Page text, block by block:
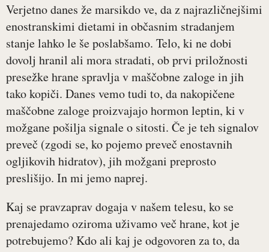
Verjetno danes že marsikdo ve, da z najrazličnejšimi
enostranskimi dietami in občasnim stradanjem
stanje lahko le še poslabšamo. Telo, ki ne dobi
dovolj hranil ali mora stradati, ob prvi priložnosti
presežke hrane spravlja v maščobne zaloge in jih
tako kopiči. Danes vemo tudi to, da nakopičene
maščobne zaloge proizvajajo hormon leptin, ki v
možgane pošilja signale o sitosti. Če je teh signalov
preveč (zgodi se, ko pojemo preveč enostavnih
ogljikovih hidratov), jih možgani preprosto
preslišijo. In mi jemo naprej.
Kaj se pravzaprav dogaja v našem telesu, ko se
prenajedamo oziroma uživamo več hrane, kot je
potrebujemo? Kdo ali kaj je odgovoren za to, da